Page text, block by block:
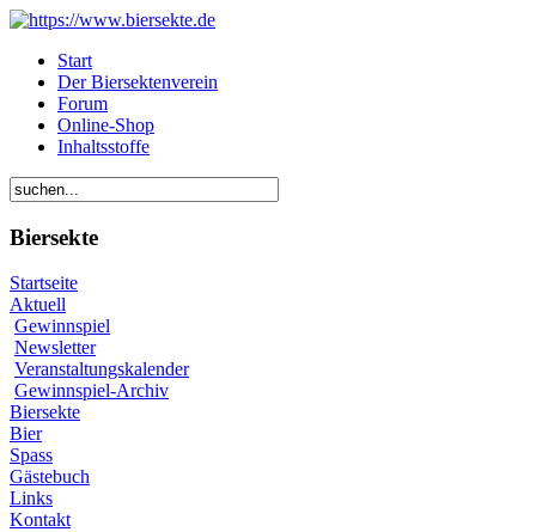
Start
Der Biersektenverein
Forum
Online-Shop
Inhaltsstoffe
Biersekte
Startseite
Aktuell
Gewinnspiel
Newsletter
Veranstaltungskalender
Gewinnspiel-Archiv
Biersekte
Bier
Spass
Gästebuch
Links
Kontakt